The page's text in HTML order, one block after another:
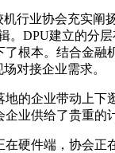
协会充实阐扬
。DPU建立的
了根本。结合金
对接企业需求。
企业带动上下
业供给了贵重
端，协会正在